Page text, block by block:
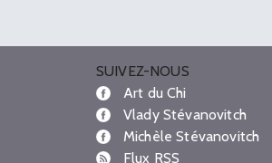
SUIVEZ-NOUS
Art du Chi
Vlady Stévanovitch
Michèle Stévanovitch
Flux RSS